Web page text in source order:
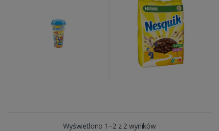
Wyświetlono 1–2 z 2 wyników